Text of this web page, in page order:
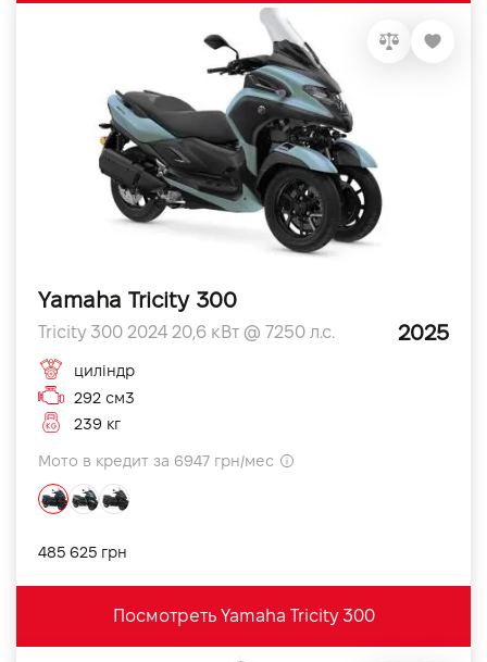
Yamaha Tricity 300
Tricity 300 2024 20,6 кВт @ 7250 л.с. 2025
циліндр
292 см3
239 кг
Мото в кредит за 6947 грн/мес
485 625 грн
Посмотреть Yamaha Tricity 300